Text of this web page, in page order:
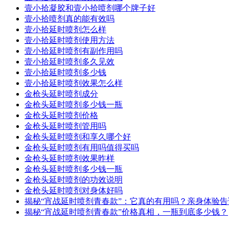
壹小拾凝胶和壹小拾喷剂哪个牌子好
壹小拾喷剂真的能有效吗
壹小拾延时喷剂怎么样
壹小拾延时喷剂使用方法
壹小拾延时喷剂有副作用吗
壹小拾延时喷剂多久见效
壹小拾延时喷剂多少钱
壹小拾延时喷剂效果怎么样
金枪头延时喷剂成分
金枪头延时喷剂多少钱一瓶
金枪头延时喷剂价格
金枪头延时喷剂管用吗
金枪头延时喷剂和享久哪个好
金枪头延时喷剂有用吗值得买吗
金枪头延时喷剂效果昨样
金枪头延时喷剂多少钱一瓶
金枪头延时喷剂的功效说明
金枪头延时喷剂对身体好吗
揭秘“宵战延时喷剂青春款”：它真的有用吗？亲身体验告
揭秘“宵战延时喷剂青春款”价格真相，一瓶到底多少钱？